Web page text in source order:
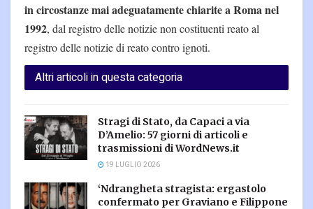
in circostanze mai adeguatamente chiarite a Roma nel
1992, dal registro delle notizie non costituenti reato al
registro delle notizie di reato contro ignoti.
Altri articoli in questa categoria
Stragi di Stato, da Capaci a via
D’Amelio: 57 giorni di articoli e
trasmissioni di WordNews.it
19 LUGLIO 2026
‘Ndrangheta stragista: ergastolo
confermato per Graviano e Filippone